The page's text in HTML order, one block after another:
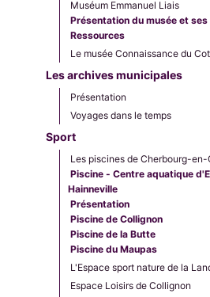
Muséum Emmanuel Liais
Présentation du musée et
Ressources
Le musée Connaissance du
Les archives municipales
Présentation
Voyages dans le temps
Sport
Les piscines de Cherbourg-
Piscine - Centre aquatique
Hainneville
Présentation
Piscine de Collignon
Piscine de la Butte
Piscine du Maupas
L'Espace sport nature de la
Espace Loisirs de Collignon